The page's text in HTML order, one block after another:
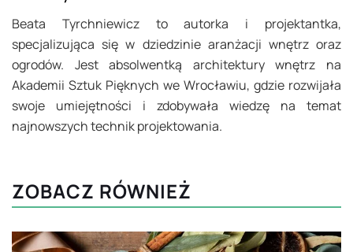
Beata Tyrchniewicz to autorka i projektantka,
specjalizująca się w dziedzinie aranżacji wnętrz oraz
ogrodów. Jest absolwentką architektury wnętrz na
Akademii Sztuk Pięknych we Wrocławiu, gdzie rozwijała
swoje umiejętności i zdobywała wiedzę na temat
najnowszych technik projektowania.
ZOBACZ RÓWNIEŻ